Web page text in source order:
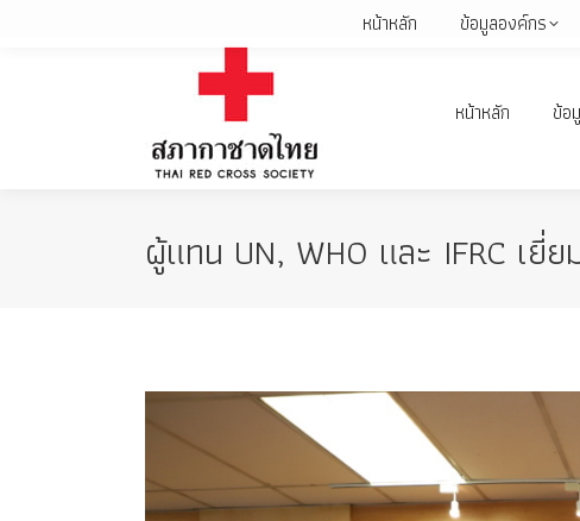
หน้าหลัก ข้อ
ผู้แทน UN, WHO และ IFRC เยี่
หน้าหลัก ข้อมูลองค์กร